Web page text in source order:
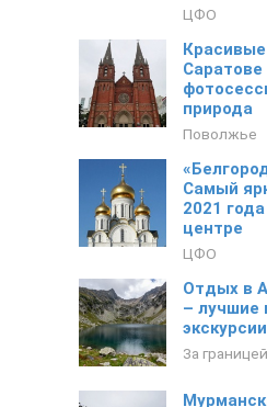
ЦФО
Саратове
природа
Поволжье
Самый
2021
центре
ЦФО
Отдых в
– лучшие
экскурсии
За границей